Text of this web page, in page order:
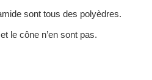
sont tous des polyèdres.
le cône n’en sont pas.